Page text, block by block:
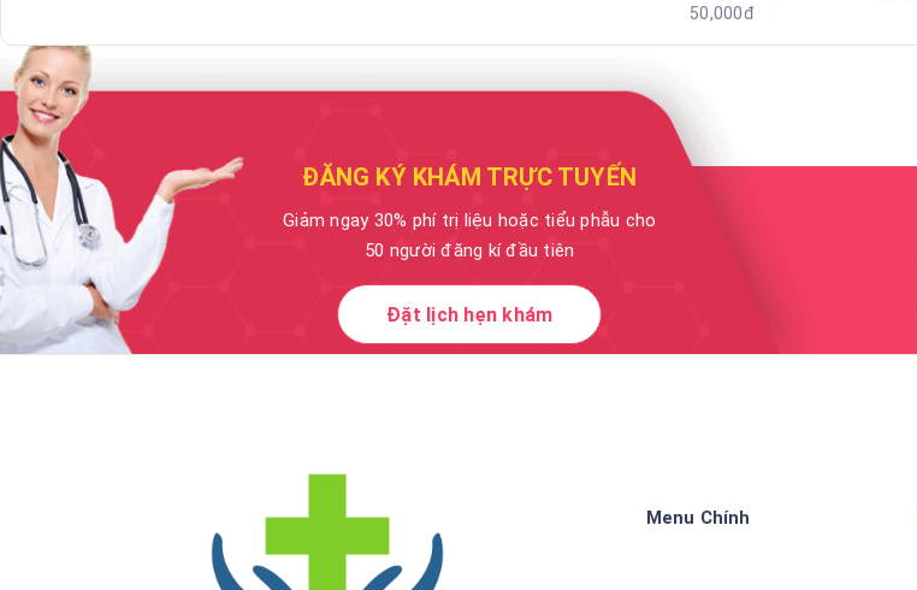
50,000đ
ĐĂNG KÝ KHÁM TRỰC TUYẾN
Giảm ngay 30% phí trị liệu hoặc tiểu phẫu cho
50 người đăng kí đầu tiên
Đặt lịch hẹn khám
Menu Chính